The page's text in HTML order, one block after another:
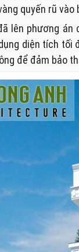
quyến rũ vào
lên phương án
diện tích tối
để đảm bảo